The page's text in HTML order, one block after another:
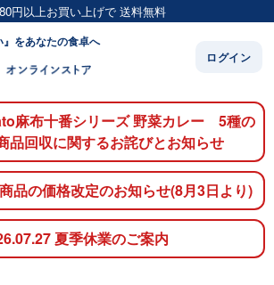
円以上お買い上げで 送料無料
をあなたの食卓へ
ログイン
麻布十番シリーズ 野菜カレー 5種の
回収に関するお詫びとお知らせ
品の価格改定のお知らせ(8月3日より)
夏季休業のご案内